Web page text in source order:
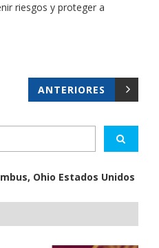
riesgos y proteger a
ANTERIORES
Ohio Estados Unidos